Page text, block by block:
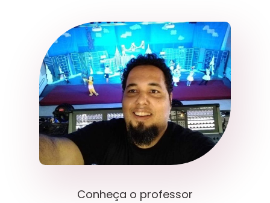
Conheça o professor